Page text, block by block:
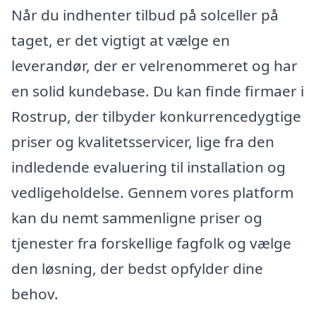
Når du indhenter tilbud på solceller på
taget, er det vigtigt at vælge en
leverandør, der er velrenommeret og har
en solid kundebase. Du kan finde firmaer i
Rostrup, der tilbyder konkurrencedygtige
priser og kvalitetsservicer, lige fra den
indledende evaluering til installation og
vedligeholdelse. Gennem vores platform
kan du nemt sammenligne priser og
tjenester fra forskellige fagfolk og vælge
den løsning, der bedst opfylder dine
behov.